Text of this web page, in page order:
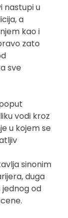
nastupi u
a
kao i
zato
sve
vodi kroz
u kojem se
sinonim
duga
od